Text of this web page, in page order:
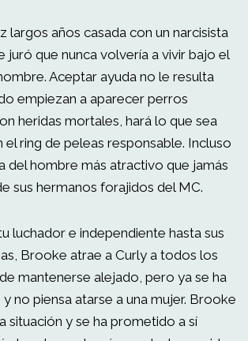
largos años casada con un narcisista
juró que nunca volvería a vivir bajo el
Aceptar ayuda no le resulta
empiezan a aparecer perros
heridas mortales, hará lo que sea
el ring de peleas responsable. Incluso
del hombre más atractivo que jamás
sus hermanos forajidos del MC.
luchador e independiente hasta sus
Brooke atrae a Curly a todos los
mantenerse alejado, pero ya se ha
no piensa atarse a una mujer. Brooke
situación y se ha prometido a sí